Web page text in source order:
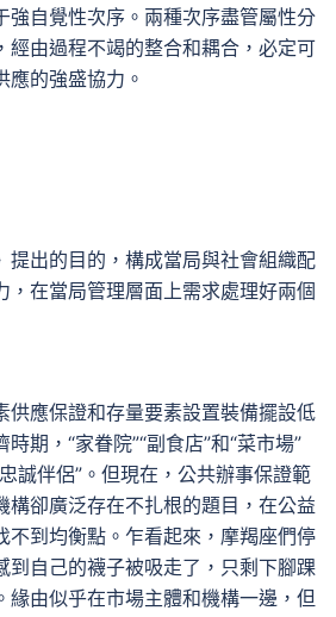
強自覺性次序。兩種次序盡管屬性分
經由過程不竭的整合和耦合，必定可
應的強盛協力。
出的目的，構成當局與社會組織配
，在當局管理層面上需求處理好兩個
應保證和存量要素設置裝備擺設低
期，“家眷院”“副食店”和“菜市場”
誠伴侶”。但現在，公共辦事保證範
構卻廣泛存在不扎根的題目，在公益
不到均衡點。乍看起來，摩羯座們停
到自己的襪子被吸走了，只剩下腳踝
緣由似乎在市場主體和機構一邊，但